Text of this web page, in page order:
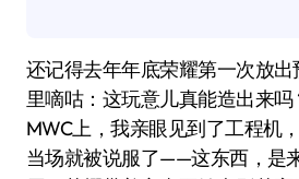
还记得去年年底荣耀第一次放出预告时，我还在心
里嘀咕：这玩意儿真能造出来
MWC上，我亲眼见到了工程机
当场就被说服了——这东西，是